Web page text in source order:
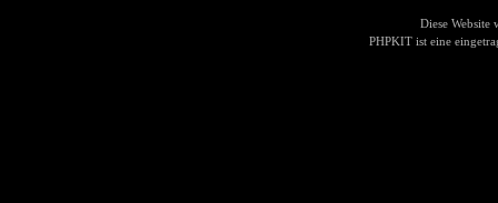
Diese Website
PHPKIT ist eine